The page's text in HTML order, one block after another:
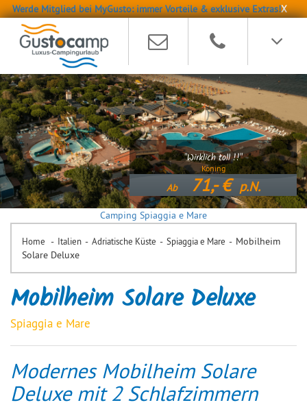
Werde Mitglied bei MyGusto: immer Vorteile & exklusive Extras!X
Camping Spiaggia e Mare
Home - Italien - Adriatische Küste - Spiaggia e Mare - Mobilheim
Solare Deluxe
Mobilheim Solare Deluxe
Spiaggia e Mare
"Wirklich toll !!"
Koning
Ab 71,- p.N.
Modernes Mobilheim Solare
Deluxe mit 2 Schlafzimmern